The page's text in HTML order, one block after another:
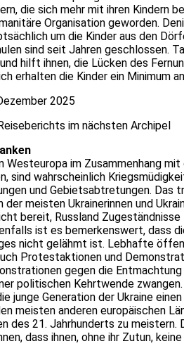
die sich mehr mit ihren Kindern
Organisation geworden.
um die Kinder aus den
sind seit Jahren geschlossen.
hilft ihnen, die Lücken des
erhalten die Kinder ein Minimum
2025
im nächsten Archipel
Westeuropa im Zusammenhang
sind wahrscheinlich
und Gebietsabtretungen. Das
meisten Ukrainerinnen und
bereit, Russland
ist es bemerkenswert, dass
nicht gelähmt ist. Lebhafte
Protestaktionen und
gegen die
politischen Kehrtwende
junge Generation der Ukraine
meisten anderen europäischen
des 21. Jahrhunderts zu meistern.
dass ihnen, ohne ihr Zutun,